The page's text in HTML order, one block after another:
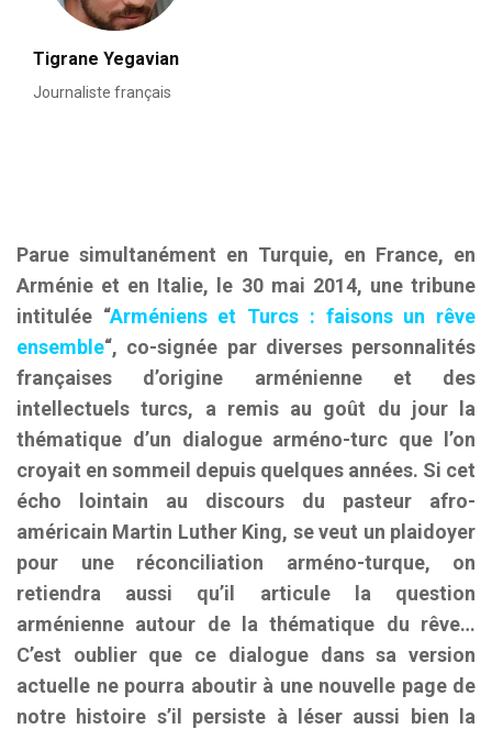
Tigrane Yegavian
Journaliste français
Parue simultanément en Turquie, en France, en
Arménie et en Italie, le 30 mai 2014, une tribune
intitulée “Arméniens et Turcs : faisons un rêve
ensemble“, co-signée par diverses personnalités
françaises d’origine arménienne et des
intellectuels turcs, a remis au goût du jour la
thématique d’un dialogue arméno-turc que l’on
croyait en sommeil depuis quelques années. Si cet
écho lointain au discours du pasteur afro-
américain Martin Luther King, se veut un plaidoyer
pour une réconciliation arméno-turque, on
retiendra aussi qu’il articule la question
arménienne autour de la thématique du rêve…
C’est oublier que ce dialogue dans sa version
actuelle ne pourra aboutir à une nouvelle page de
notre histoire s’il persiste à léser aussi bien la